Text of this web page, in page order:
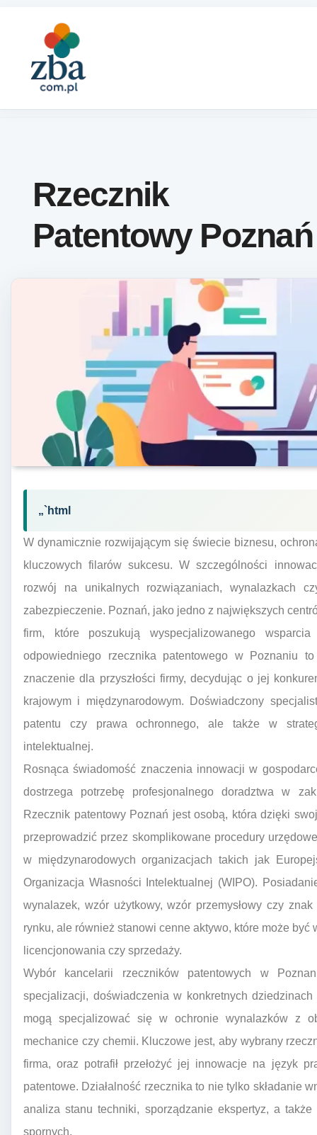
Rzecznik
Patentowy Poznań
„`html
W dynamicznie rozwijającym się świecie biznesu,
kluczowych filarów sukcesu. W szczególności
rozwój na unikalnych rozwiązaniach, wynalazkach
zabezpieczenie. Poznań, jako jedno z największych
firm, które poszukują wyspecjalizowanego
odpowiedniego rzecznika patentowego w Poznaniu
znaczenie dla przyszłości firmy, decydując o jej
krajowym i międzynarodowym. Doświadczony
patentu czy prawa ochronnego, ale także w
intelektualnej.
Rosnąca świadomość znaczenia innowacji w
dostrzega potrzebę profesjonalnego doradztwa w
Rzecznik patentowy Poznań jest osobą, która dzięki
przeprowadzić przez skomplikowane procedury
w międzynarodowych organizacjach takich jak
Organizacja Własności Intelektualnej (WIPO).
wynalazek, wzór użytkowy, wzór przemysłowy czy
rynku, ale również stanowi cenne aktywo, które może
licencjonowania czy sprzedaży.
Wybór kancelarii rzeczników patentowych w
specjalizacji, doświadczenia w konkretnych
mogą specjalizować się w ochronie wynalazków z
mechanice czy chemii. Kluczowe jest, aby wybrany
firma, oraz potrafił przełożyć jej innowacje na język
patentowe. Działalność rzecznika to nie tylko składanie
analiza stanu techniki, sporządzanie ekspertyz, a
spornych.